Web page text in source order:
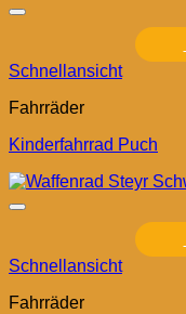
Schnellansicht
Fahrräder
Kinderfahrrad Puch
Schnellansicht
Fahrräder